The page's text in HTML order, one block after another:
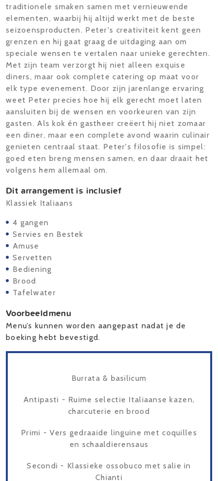
traditionele smaken samen met vernieuwende
elementen, waarbij hij altijd werkt met de beste
seizoensproducten. Peter's creativiteit kent geen
grenzen en hij gaat graag de uitdaging aan om
speciale wensen te vertalen naar unieke gerechten.
Met zijn team verzorgt hij niet alleen exquise
diners, maar ook complete catering op maat voor
elk type evenement. Door zijn jarenlange ervaring
weet Peter precies hoe hij elk gerecht moet laten
aansluiten bij de wensen en voorkeuren van zijn
gasten. Als kok én gastheer creëert hij niet zomaar
een diner, maar een complete avond waarin culinair
genieten centraal staat. Peter's filosofie is simpel:
goed eten breng mensen samen, en daar draait het
volgens hem allemaal om.
Dit arrangement is inclusief
Klassiek Italiaans
4 gangen
Servies en Bestek
Amuse
Servetten
Bediening
Brood
Tafelwater
Voorbeeldmenu
Menu’s kunnen worden aangepast nadat je de
boeking hebt bevestigd.
Burrata & basilicum
Antipasti - Ruime selectie Italiaanse kazen,
charcuterie en brood
Primi - Vers gedraaide linguine met coquilles
en schaaldierensaus
Secondi - Klassieke ossobuco met salie in
Chianti